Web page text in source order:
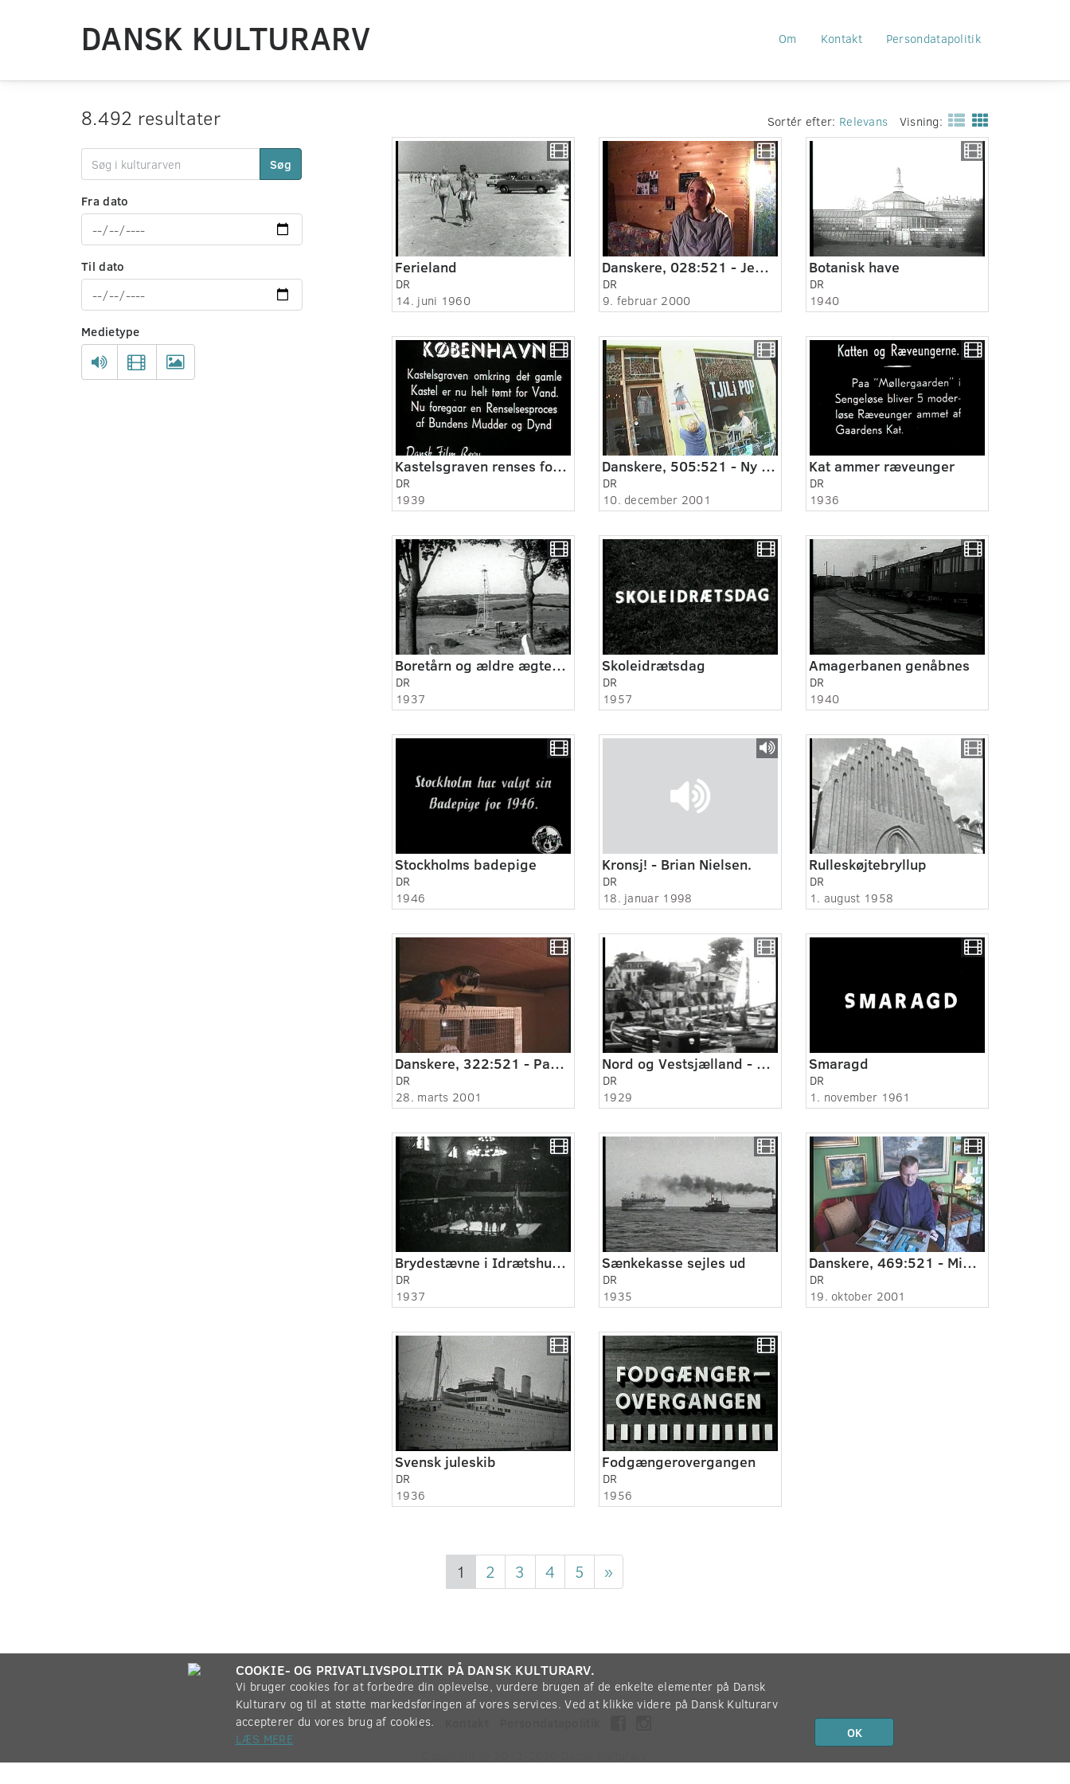
DANSK KULTURARV Om Kontakt Persondatapolitik
8.492 resultater
Søg
Fra dato
Til dato
Medietype
Sortér efter: Relevans Visning:
Ferieland
DR
14. juni 1960
Danskere, 028:521 - Jeg vil være sanger.
DR
9. februar 2000
Botanisk have
DR
1940
Kastelsgraven renses for slam
DR
1939
Danskere, 505:521 - Ny facade.
DR
10. december 2001
Kat ammer ræveunger
DR
1936
Boretårn og ældre ægtepar
DR
1937
Skoleidrætsdag
DR
1957
Amagerbanen genåbnes
DR
1940
Stockholms badepige
DR
1946
Kronsj! - Brian Nielsen.
DR
18. januar 1998
Rulleskøjtebryllup
DR
1. august 1958
Danskere, 322:521 - Papegøjen havde en hund som læremester.
DR
28. marts 2001
Nord og Vestsjælland - Skovshoved 1929
DR
1929
Smaragd
DR
1. november 1961
Brydestævne i Idrætshuset
DR
1937
Sænkekasse sejles ud
DR
1935
Danskere, 469:521 - Mindes World Trade Center.
DR
19. oktober 2001
Svensk juleskib
DR
1936
Fodgængerovergangen
DR
1956
1 2 3 4 5 »
Om
COOKIE- OG PRIVATLIVSPOLITIK PÅ DANSK KULTURARV.
Vi bruger cookies for at forbedre din oplevelse, vurdere brugen af de enkelte elementer på Dansk
Kulturarv og til at støtte markedsføringen af vores services. Ved at klikke videre på Dansk Kulturarv
accepterer du vores brug af cookies.
LÆS MERE
OK